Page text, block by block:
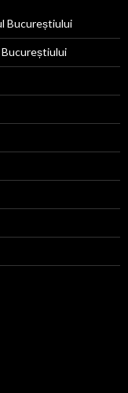
Bucureștiului